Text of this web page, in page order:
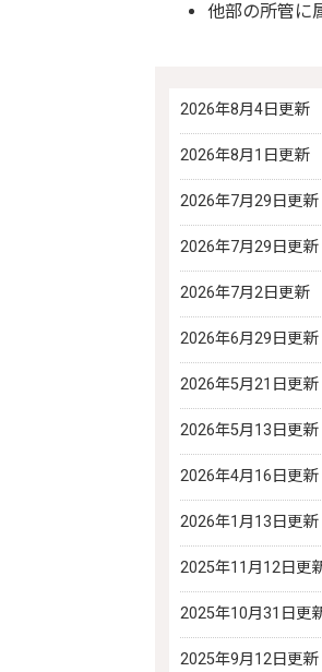
他部の所管に
2026年8月4日更新
2026年8月1日更新
2026年7月29日更新
2026年7月29日更新
2026年7月2日更新
2026年6月29日更新
2026年5月21日更新
2026年5月13日更新
2026年4月16日更新
2026年1月13日更新
2025年11月12日更
2025年10月31日更
2025年9月12日更新